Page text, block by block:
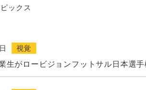
ピックス
視覚
生がロービジョンフットサル日本選